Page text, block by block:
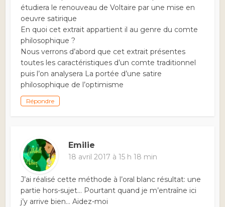
étudiera le renouveau de Voltaire par une mise en
oeuvre satirique
En quoi cet extrait appartient il au genre du comte
philosophique ?
Nous verrons d’abord que cet extrait présentes
toutes les caractéristiques d’un comte traditionnel
puis l’on analysera La portée d’une satire
philosophique de l’optimisme
Répondre
Emilie
18 avril 2017 à 15 h 18 min
J’ai réalisé cette méthode à l’oral blanc résultat: une
partie hors-sujet… Pourtant quand je m’entraîne ici
j’y arrive bien… Aidez-moi